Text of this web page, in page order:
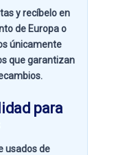
y recíbelo en
de Europa o
únicamente
que garantizan
para
usados de